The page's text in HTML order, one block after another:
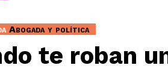
Abogada y política
te roban